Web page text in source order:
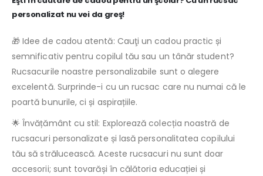
personalizat nu vei da greş!
🎁 Idee de cadou atentă: Cauţi un cadou practic și
semnificativ pentru copilul tău sau un tânăr student?
Rucsacurile noastre personalizabile sunt o alegere
excelentă. Surprinde-i cu un rucsac care nu numai că le
poartă bunurile, ci și aspirațiile.
🌟 Învățământ cu stil: Explorează colecția noastră de
rucsacuri personalizate și lasă personalitatea copilului
tău să strălucească. Aceste rucsacuri nu sunt doar
accesorii; sunt tovarăși în călătoria educației și